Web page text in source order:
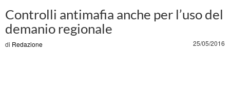
Controlli antimafia anche per l’uso del
demanio regionale
di Redazione 25/05/2016